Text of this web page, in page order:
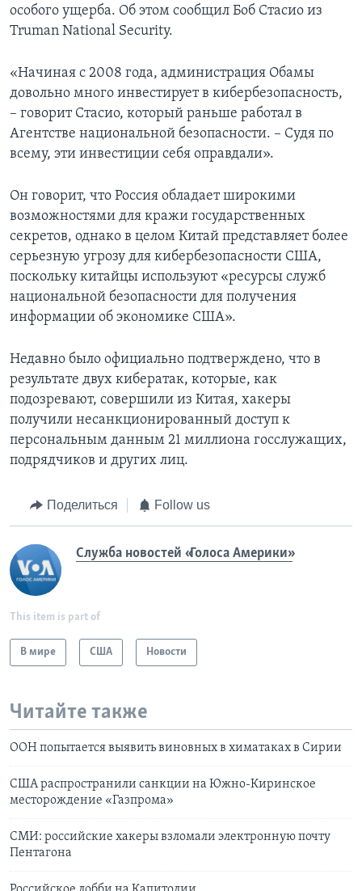
особого ущерба. Об этом сообщил Боб Стасио из
Truman National Security.
«Начиная с 2008 года, администрация Обамы
довольно много инвестирует в кибербезопасность,
– говорит Стасио, который раньше работал в
Агентстве национальной безопасности. – Судя по
всему, эти инвестиции себя оправдали».
Он говорит, что Россия обладает широкими
возможностями для кражи государственных
секретов, однако в целом Китай представляет более
серьезную угрозу для кибербезопасности США,
поскольку китайцы используют «ресурсы служб
национальной безопасности для получения
информации об экономике США».
Недавно было официально подтверждено, что в
результате двух кибератак, которые, как
подозревают, совершили из Китая, хакеры
получили несанкционированный доступ к
персональным данным 21 миллиона госслужащих,
подрядчиков и других лиц.
Поделиться Follow us
Служба новостей «Голоса Америки»
This item is part of
В мире США Новости
Читайте также
ООН попытается выявить виновных в химатаках в Сирии
США распространили санкции на Южно-Киринское
месторождение «Газпрома»
СМИ: российские хакеры взломали электронную почту
Пентагона